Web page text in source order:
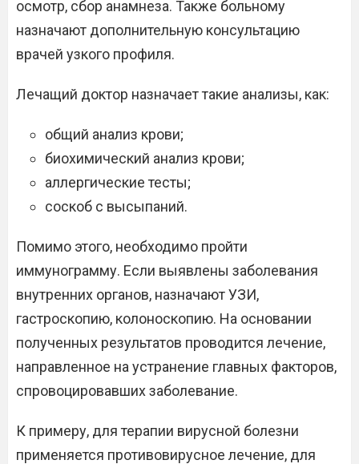
осмотр, сбор анамнеза. Также больному
назначают дополнительную консультацию
врачей узкого профиля.
Лечащий доктор назначает такие анализы, как:
общий анализ крови;
биохимический анализ крови;
аллергические тесты;
соскоб с высыпаний.
Помимо этого, необходимо пройти
иммунограмму. Если выявлены заболевания
внутренних органов, назначают УЗИ,
гастроскопию, колоноскопию. На основании
полученных результатов проводится лечение,
направленное на устранение главных факторов,
спровоцировавших заболевание.
К примеру, для терапии вирусной болезни
применяется противовирусное лечение, для